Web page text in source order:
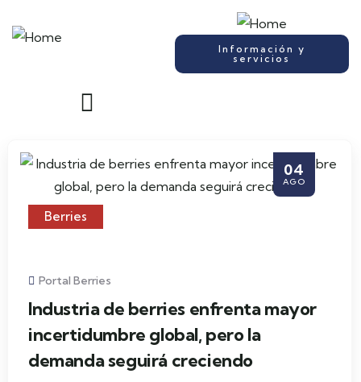
Información y
servicios
04
AGO
Berries
Portal Berries
Industria de berries enfrenta mayor
incertidumbre global, pero la
demanda seguirá creciendo